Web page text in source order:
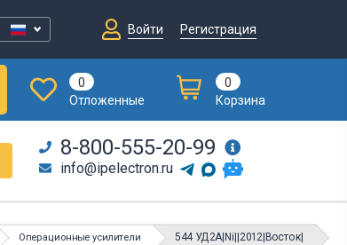
Войти Регистрация
0
Отложенные
0
Корзина
8-800-555-20-99
info@ipelectron.ru
Операционные усилители 544 УД2А|Ni||2012|Восток|